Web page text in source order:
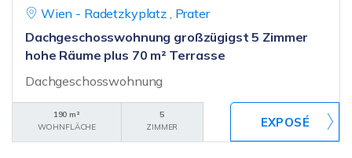
Wien - Radetzkyplatz , Prater
Dachgeschosswohnung großzügigst 5 Zimmer
hohe Räume plus 70 m² Terrasse
Dachgeschosswohnung
190 m²
WOHNFLÄCHE
5
ZIMMER